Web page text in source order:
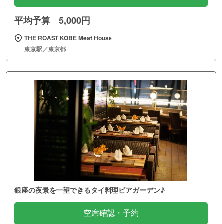
平均予算 5,000円
THE ROAST KOBE Meat House
東京駅／東京都
銀座の夜景を一望できるタイ料理ビアガーデン♪
空席確認・予約